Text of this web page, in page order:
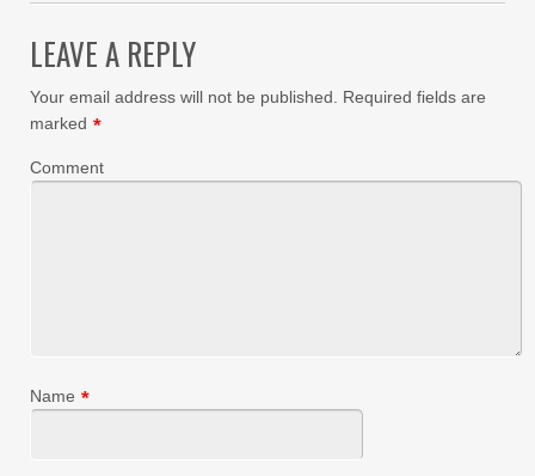
LEAVE A REPLY
Your email address will not be published.
Required fields are
marked *
Comment
Name *